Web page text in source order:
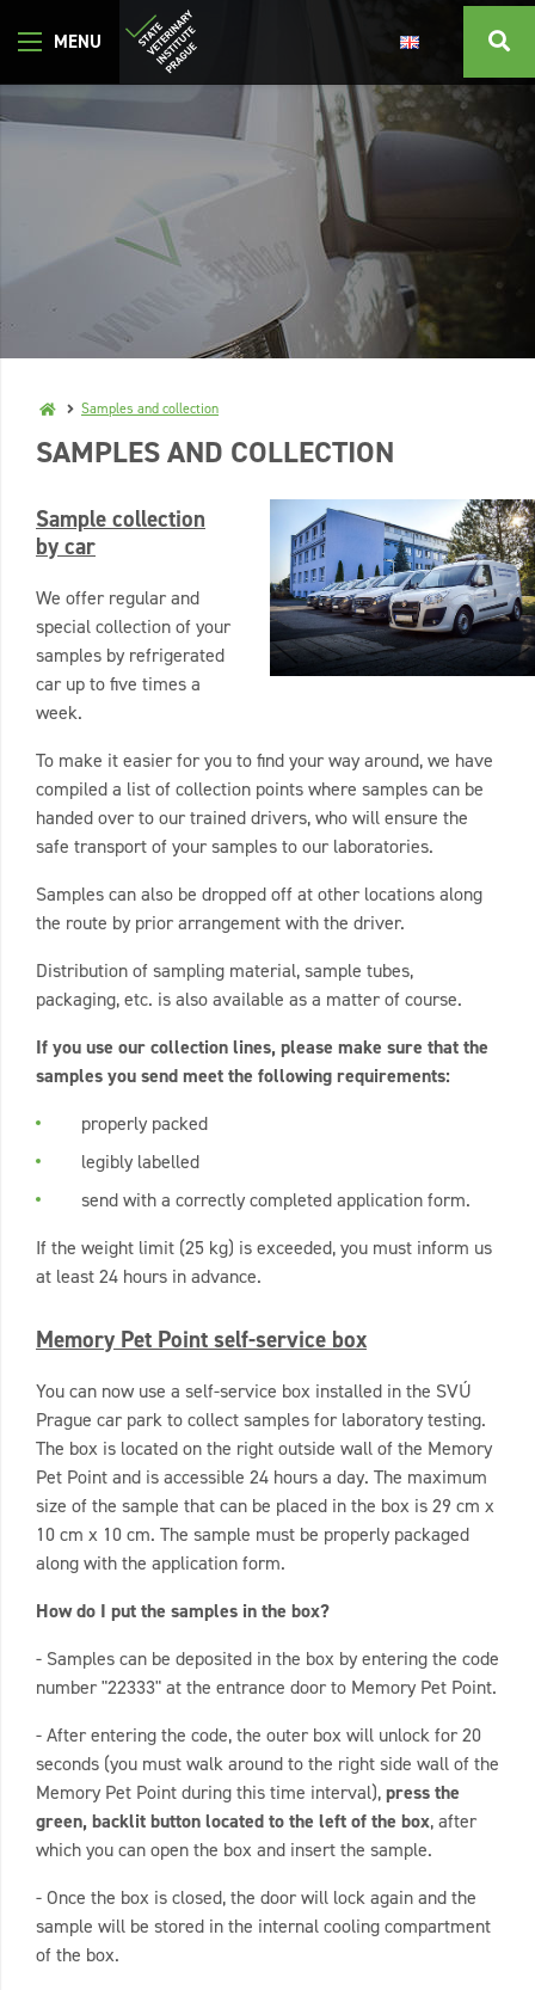
Samples and collection
SAMPLES AND COLLECTION
Sample collection
by car
We offer regular and
special collection of your
samples by refrigerated
car up to five times a
week.
To make it easier for you to find your way around, we have
compiled a list of collection points where samples can be
handed over to our trained drivers, who will ensure the
safe transport of your samples to our laboratories.
Samples can also be dropped off at other locations along
the route by prior arrangement with the driver.
Distribution of sampling material, sample tubes,
packaging, etc. is also available as a matter of course.
If you use our collection lines, please make sure that the
samples you send meet the following requirements:
properly packed
legibly labelled
send with a correctly completed application form.
If the weight limit (25 kg) is exceeded, you must inform us
at least 24 hours in advance.
Memory Pet Point self-service box
You can now use a self-service box installed in the SVÚ
Prague car park to collect samples for laboratory testing.
The box is located on the right outside wall of the Memory
Pet Point and is accessible 24 hours a day. The maximum
size of the sample that can be placed in the box is 29 cm x
10 cm x 10 cm. The sample must be properly packaged
along with the application form.
How do I put the samples in the box?
- Samples can be deposited in the box by entering the code
number "22333" at the entrance door to Memory Pet Point.
- After entering the code, the outer box will unlock for 20
seconds (you must walk around to the right side wall of the
Memory Pet Point during this time interval),press the
green, backlit button located to the left of the box, after
which you can open the box and insert the sample.
- Once the box is closed, the door will lock again and the
sample will be stored in the internal cooling compartment
of the box.